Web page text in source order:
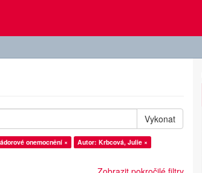
Vykonat
onemocnění ×
Autor: Krbcová, Julie ×